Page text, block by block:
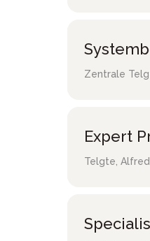
Zentrale
Expert
Telgte